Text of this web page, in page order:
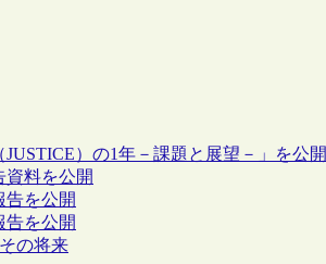
）の1年－課題と展望－」を公開
資料を公開
告を公開
告を公開
の将来